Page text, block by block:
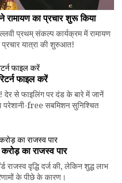
का प्रचार शुरू किया
प्रथम् संकल्प कार्यक्रम में रामायण
यात्रा की शुरुआत!
फाइल करें
से फाइलिंग पर दंड के बारे में जानें
free सबमिशन सुनिश्चित
का राजस्व पार
राजस्व वृद्धि दर्ज की, लेकिन शुद्ध लाभ
के पीछे के कारण।